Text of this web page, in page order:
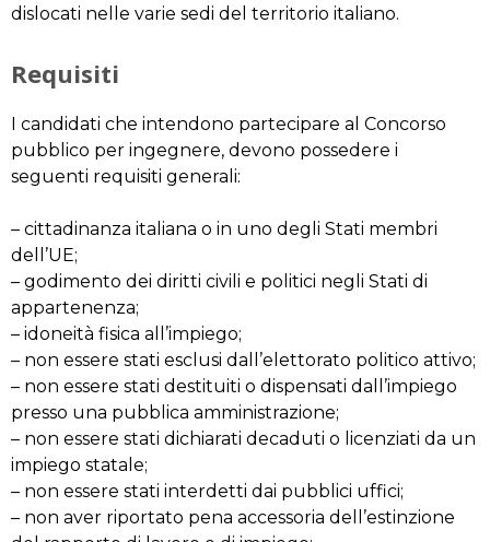
dislocati nelle varie sedi del territorio italiano.
Requisiti
I candidati che intendono partecipare al Concorso
pubblico per ingegnere, devono possedere i
seguenti requisiti generali:
– cittadinanza italiana o in uno degli Stati membri
dell’UE;
– godimento dei diritti civili e politici negli Stati di
appartenenza;
– idoneità fisica all’impiego;
– non essere stati esclusi dall’elettorato politico attivo;
– non essere stati destituiti o dispensati dall’impiego
presso una pubblica amministrazione;
– non essere stati dichiarati decaduti o licenziati da un
impiego statale;
– non essere stati interdetti dai pubblici uffici;
– non aver riportato pena accessoria dell’estinzione